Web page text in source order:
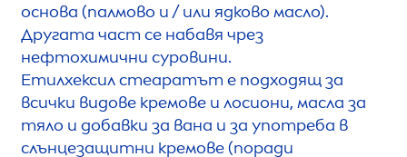
основа (палмово и / или ядково масло).
Другата част се набавя чрез
нефтохимични суровини.
Етилхексил стеаратът е подходящ за
всички видове кремове и лосиони, масла за
тяло и добавки за вана и за употреба в
слънцезащитни кремове (поради